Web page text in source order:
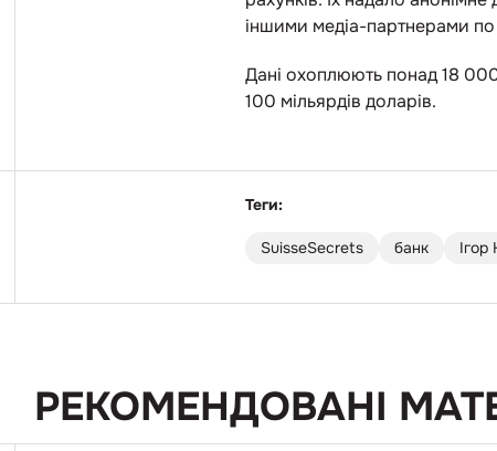
іншими медіа-партнерами по
Дані охоплюють понад 18 000
100 мільярдів доларів.
Теги:
SuisseSecrets банк
РЕКОМЕНДОВАНІ